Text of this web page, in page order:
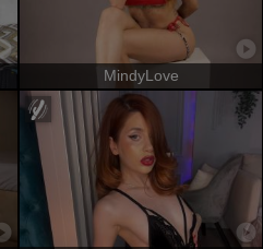
MindyLove